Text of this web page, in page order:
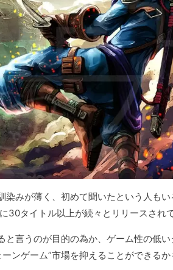
みが薄く、初めて聞いたという人もい
30タイトル以上が続々とリリースされて
言うのが目的の為か、ゲーム性の低
ンゲーム”市場を抑えることができるか